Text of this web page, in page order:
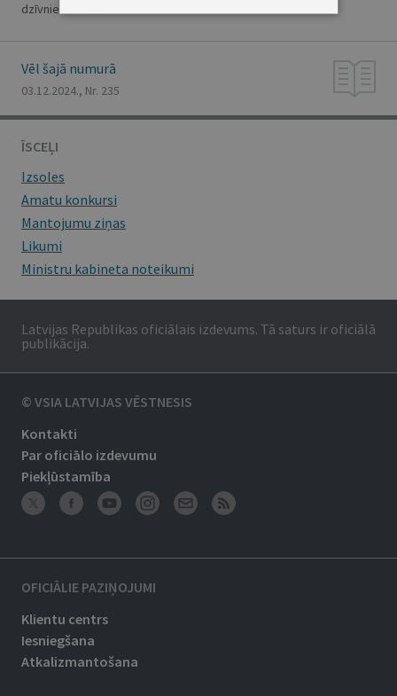
dzīvnieku turēšanu Alūksnes novadā"
Vēl šajā numurā
03.12.2024., Nr. 235
ĪSCEĻI
Izsoles
Amatu konkursi
Mantojumu ziņas
Likumi
Ministru kabineta noteikumi
Latvijas Republikas oficiālais izdevums. Tā saturs ir oficiālā
publikācija.
© VSIA LATVIJAS VĒSTNESIS
Kontakti
Par oficiālo izdevumu
Piekļūstamība
OFICIĀLIE PAZIŅOJUMI
Klientu centrs
Iesniegšana
Atkalizmantošana